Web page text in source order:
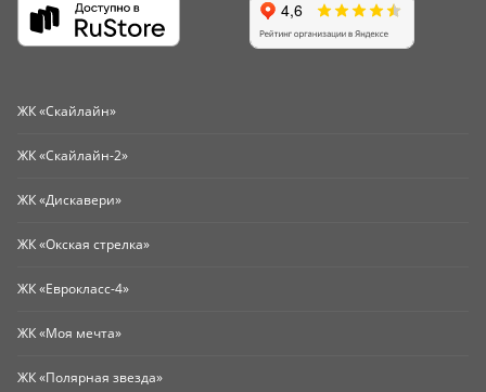
ЖК «Скайлайн»
ЖК «Скайлайн-2»
ЖК «Дискавери»
ЖК «Окская стрелка»
ЖК «Еврокласс-4»
ЖК «Моя мечта»
ЖК «Полярная звезда»